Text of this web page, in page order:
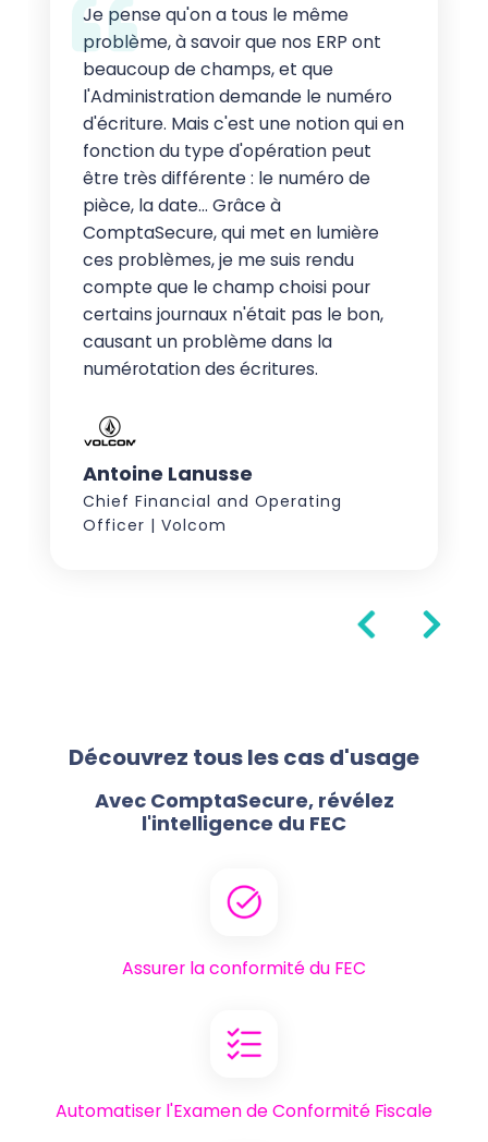
Je pense qu'on a tous le même
problème, à savoir que nos ERP ont
beaucoup de champs, et que
l'Administration demande le numéro
d'écriture. Mais c'est une notion qui en
fonction du type d'opération peut
être très différente : le numéro de
pièce, la date… Grâce à
ComptaSecure, qui met en lumière
ces problèmes, je me suis rendu
compte que le champ choisi pour
certains journaux n'était pas le bon,
causant un problème dans la
numérotation des écritures.
Antoine Lanusse
Chief Financial and Operating
Officer | Volcom
Découvrez tous les cas d'usage
Avec ComptaSecure, révélez
l'intelligence du FEC
Assurer la conformité du FEC
Automatiser l'Examen de Conformité Fiscale